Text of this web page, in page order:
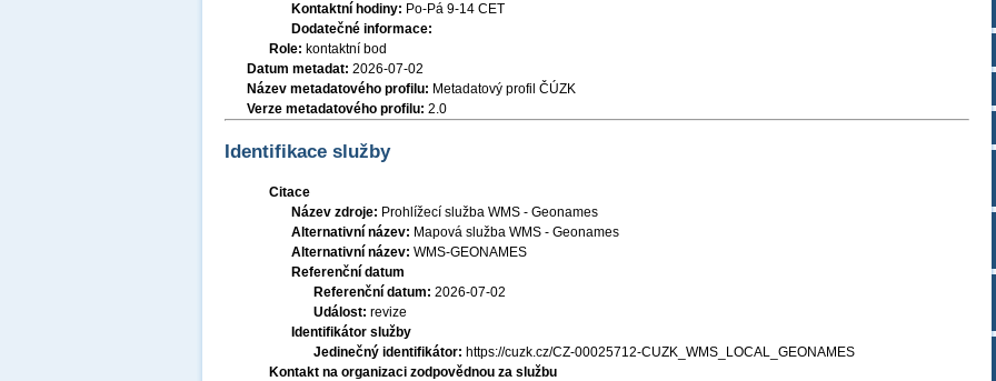
Kontaktní hodiny: Po-Pá 9-14 CET
Dodatečné informace:
Role: kontaktní bod
Datum metadat: 2026-07-02
Název metadatového profilu: Metadatový profil ČÚZK
Verze metadatového profilu: 2.0
Identifikace služby
Citace
Název zdroje: Prohlížecí služba WMS - Geonames
Alternativní název: Mapová služba WMS - Geonames
Alternativní název: WMS-GEONAMES
Referenční datum
Referenční datum: 2026-07-02
Událost: revize
Identifikátor služby
Jedinečný identifikátor: https://cuzk.cz/CZ-00025712-CUZK_WMS_LOCAL_GEONAMES
Kontakt na organizaci zodpovědnou za službu